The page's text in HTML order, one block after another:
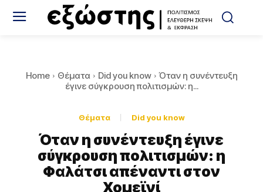
Home Θέματα Did you know
Όταν η συνέντευξη
έγινε σύγκρουση πολιτισμών: η...
Θέματα Did you know
Όταν η συνέντευξη έγινε
σύγκρουση πολιτισμών: η
Φαλάτσι απέναντι στον
Χομεϊνί